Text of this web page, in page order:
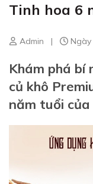
Tinh hoa 6
Admin | Ngày
Khám phá bí
củ khô
năm tuổi